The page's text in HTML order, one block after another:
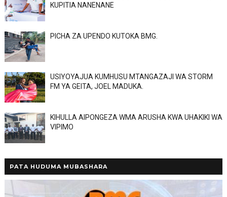
KUPITIA NANENANE
PICHA ZA UPENDO KUTOKA BMG.
USIYOYAJUA KUMHUSU MTANGAZAJI WA STORM
FM YA GEITA, JOEL MADUKA.
KIHULLA AIPONGEZA WMA ARUSHA KWA UHAKIKI WA
VIPIMO
PATA HUDUMA MUBASHARA